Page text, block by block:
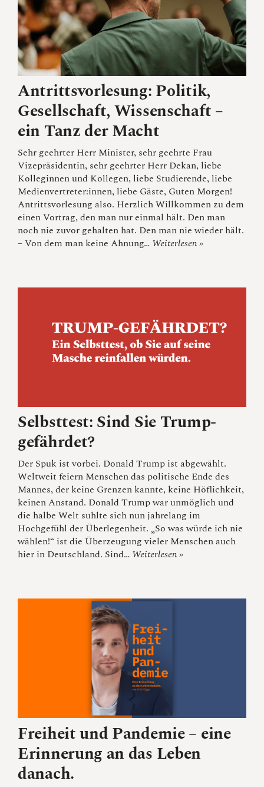
Antrittsvorlesung: Politik,
Gesellschaft, Wissenschaft –
ein Tanz der Macht
Sehr geehrter Herr Minister, sehr geehrte Frau
Vizepräsidentin, sehr geehrter Herr Dekan, liebe
Kolleginnen und Kollegen, liebe Studierende, liebe
Medienvertreter:innen, liebe Gäste, Guten Morgen!
Antrittsvorlesung also. Herzlich Willkommen zu dem
einen Vortrag, den man nur einmal hält. Den man
noch nie zuvor gehalten hat. Den man nie wieder hält.
– Von dem man keine Ahnung… Weiterlesen »
Selbsttest: Sind Sie Trump-
gefährdet?
Der Spuk ist vorbei. Donald Trump ist abgewählt.
Weltweit feiern Menschen das politische Ende des
Mannes, der keine Grenzen kannte, keine Höflichkeit,
keinen Anstand. Donald Trump war unmöglich und
die halbe Welt suhlte sich nun jahrelang im
Hochgefühl der Überlegenheit. „So was würde ich nie
wählen!“ ist die Überzeugung vieler Menschen auch
hier in Deutschland. Sind… Weiterlesen »
Freiheit und Pandemie – eine
Erinnerung an das Leben
danach.